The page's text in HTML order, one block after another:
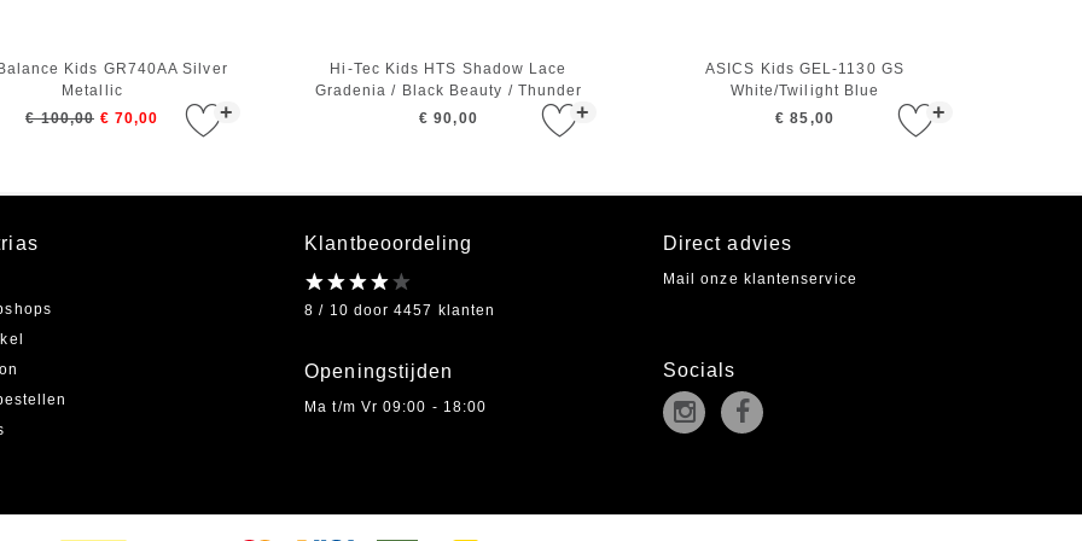
+
Kids GR740AA Silver
Metallic
€ 100,00 € 70,00 +
Hi-Tec Kids HTS Shadow Lace
Gradenia / Black Beauty / Thunder
Storm / Gray Violet
€ 90,00 +
ASICS Kids GEL-1130 GS
White/Twilight Blue
€ 85,00
Klantbeoordeling
8 / 10 door 4457 klanten
Openingstijden
Ma t/m Vr 09:00 - 18:00
Direct advies
Mail onze klantenservice
Socials